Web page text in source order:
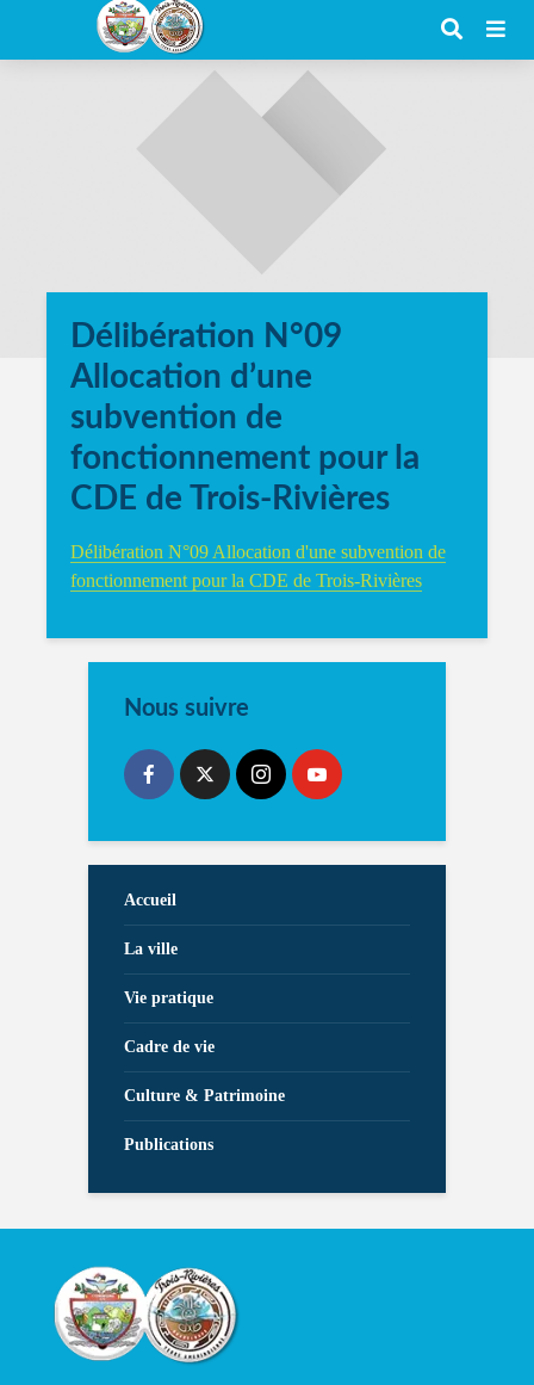
Délibération N°09
Allocation d’une
subvention de
fonctionnement pour la
CDE de Trois-Rivières
Délibération N°09 Allocation d'une subvention de
fonctionnement pour la CDE de Trois-Rivières
Nous suivre
Accueil
La ville
Vie pratique
Cadre de vie
Culture & Patrimoine
Publications